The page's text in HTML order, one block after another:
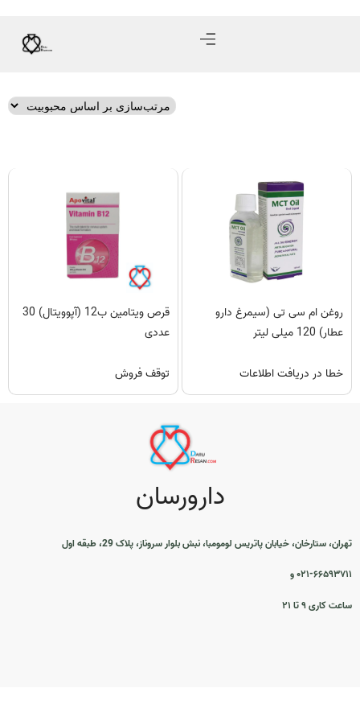
روغن ام سی تی (سیمرغ دارو
عطار) 120 میلی لیتر
خطا در دریافت اطلاعات
قرص ویتامین ب12 (آپوویتال) 30
عددی
توقف فروش
دارورسان
تهران، ستارخان، خیابان پاتریس لومومبا، نبش بلوار سروناز، پلاک 29، طبقه اول
۰۲۱-۶۶۵۹۳۷۱۱ و
ساعت کاری ۹ تا ۲۱